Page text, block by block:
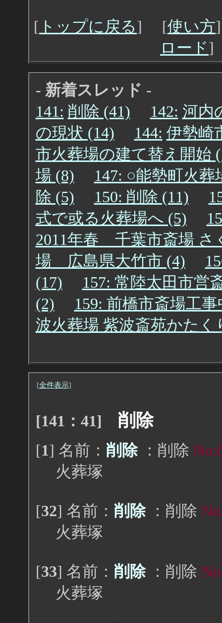
[ トップに戻る] [使い方
ロード
- 新着スレッド -
141: 削除 (41) 142: 河内
の現状 (14)
144: 伊勢崎
市火葬場の建て替え開始
場 (8)
147: ○能勢町火葬
除 (5)
150: 削除 (11)
式で或る火葬場へ (5)
2011年春 千葉市斎場 さ
場 広島県大竹市 (4)
(17)
157: 常陸太田市営
(2)
159: 前橋市斎場工
波火葬場 紫波斎苑かたく
[全件表示]
[141：41] 削除
[1] 名前： 削除：削除
火葬塚
[32] 名前： 削除：削除
火葬塚
[33] 名前： 削除：削除
火葬塚